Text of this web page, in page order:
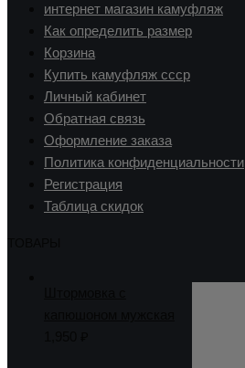
интернет магазин камуфляж
Как определить размер
Корзина
Купить камуфляж ссср
Личный кабинет
Обратная связь
Оформление заказа
Политика конфиденциальности
Регистрация
Таблица скидок